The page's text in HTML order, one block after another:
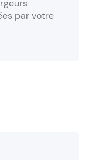
par votre